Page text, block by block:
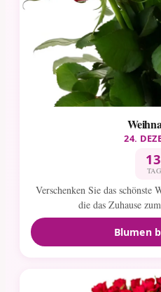
24.
Verschenken Sie das schönste
die das Zuhause
Blumen